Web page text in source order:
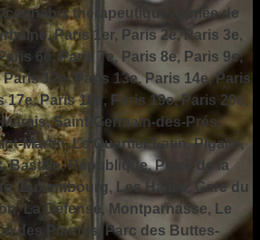
thérapeutique, fumée de
Paris 1er, Paris 2e, Paris 3e,
6e, Paris 7e, Paris 8e, Paris 9e,
12e, Paris 13e, Paris 14e, Paris
17e, Paris 18e, Paris 19e, Paris 20e,
Saint-Germain-des-Prés,
Martin, Le Quartier Latin, Pigalle,
Bastille, République, Place de la
Luxembourg, Les Halles, Gare du
La Défense, Montparnasse, Le
des Plantes, Parc des Buttes-